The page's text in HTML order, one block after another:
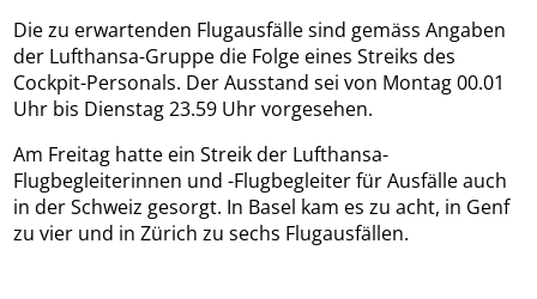
Die zu erwartenden Flugausfälle sind gemäss Angaben
der Lufthansa-Gruppe die Folge eines Streiks des
Cockpit-Personals. Der Ausstand sei von Montag 00.01
Uhr bis Dienstag 23.59 Uhr vorgesehen.
Am Freitag hatte ein Streik der Lufthansa-
Flugbegleiterinnen und -Flugbegleiter für Ausfälle auch
in der Schweiz gesorgt. In Basel kam es zu acht, in Genf
zu vier und in Zürich zu sechs Flugausfällen.